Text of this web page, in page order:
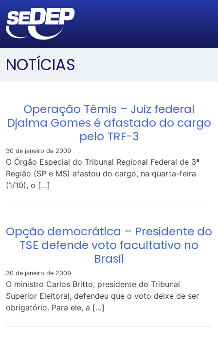
NOTÍCIAS
Operação Têmis – Juiz federal
Djalma Gomes é afastado do cargo
pelo TRF-3
30 de janeiro de 2009
O Órgão Especial do Tribunal Regional Federal de 3ª
Região (SP e MS) afastou do cargo, na quarta-feira
(1/10), o […]
Opção democrática – Presidente do
TSE defende voto facultativo no
Brasil
30 de janeiro de 2009
O ministro Carlos Britto, presidente do Tribunal
Superior Eleitoral, defendeu que o voto deixe de ser
obrigatório. Para ele, a […]